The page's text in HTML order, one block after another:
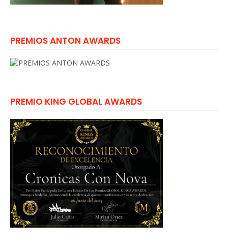
PREMIOS ANTON AWARDS
PREMIO KING GLOBAL AWARDS